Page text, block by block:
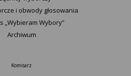
i obwody głosowania
„Wybieram Wybory”
Archiwum
Komisarz